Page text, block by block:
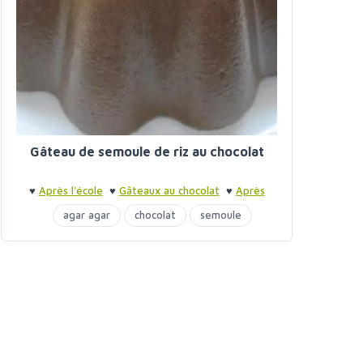
Gâteau de semoule de riz au chocolat
♥ Après l'école ♥ Gâteaux au chocolat ♥ Après
l'école
agar agar chocolat semoule